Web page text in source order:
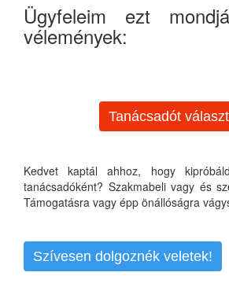
Ügyfeleim ezt
vélemények:
Tanácsadót
Kedvet kaptál ahhoz, hogy
tanácsadóként? Szakmabeli vagy és
Támogatásra vagy épp önállóságra
Szívesen dolgoznék veletek!